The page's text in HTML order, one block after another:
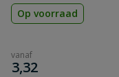
Op voorraad
vanaf
€
3,32